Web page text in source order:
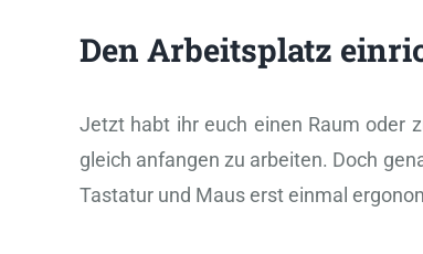
Den Arbeitsplatz
Jetzt habt ihr euch einen Raum oder
gleich anfangen zu arbeiten. Doch
Tastatur und Maus erst einmal